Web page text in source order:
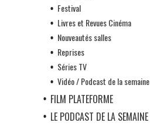
Festival
Livres et Revues Cinéma
Nouveautés salles
Reprises
Séries TV
Vidéo / Podcast de la semaine
FILM PLATEFORME
LE PODCAST DE LA SEMAINE